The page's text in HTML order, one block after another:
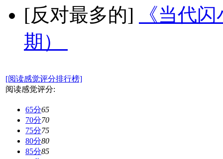
[反对最多的]
《当代
期）
[阅读感觉评分排行榜]
阅读感觉评分:
65分65
70分70
75分75
80分80
85分85